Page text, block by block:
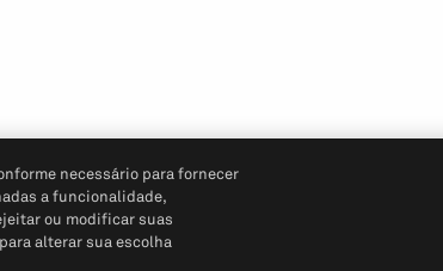
necessário para fornecer
a funcionalidade,
ou modificar suas
alterar sua escolha